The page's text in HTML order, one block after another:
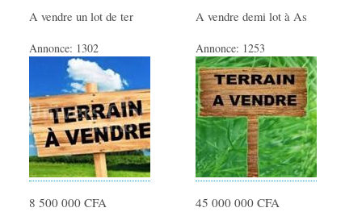
A vendre un lot de ter
Annonce: 1302
8 500 000 CFA
A vendre demi lot à As
Annonce: 1253
45 000 000 CFA